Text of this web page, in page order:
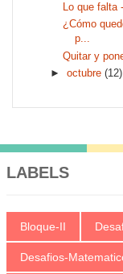
Lo que falta
¿Cómo
p...
Quitar y
► octubre (12)
LABELS
Bloque-II
Desafios-